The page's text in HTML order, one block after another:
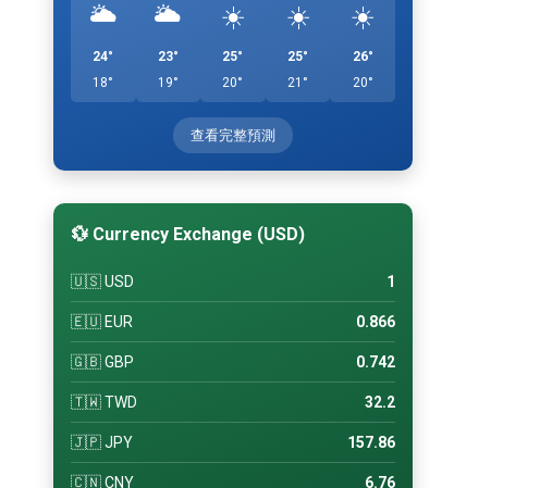
🌥️
24°
18°
🌥️
23°
19°
☀️
25°
20°
☀️
25°
21°
☀️
26°
20°
查看完整預測
💱 Currency Exchange (USD)
🇺🇸 USD 1
🇪🇺 EUR 0.866
🇬🇧 GBP 0.742
🇹🇼 TWD 32.2
🇯🇵 JPY 157.86
🇨🇳 CNY 6.76